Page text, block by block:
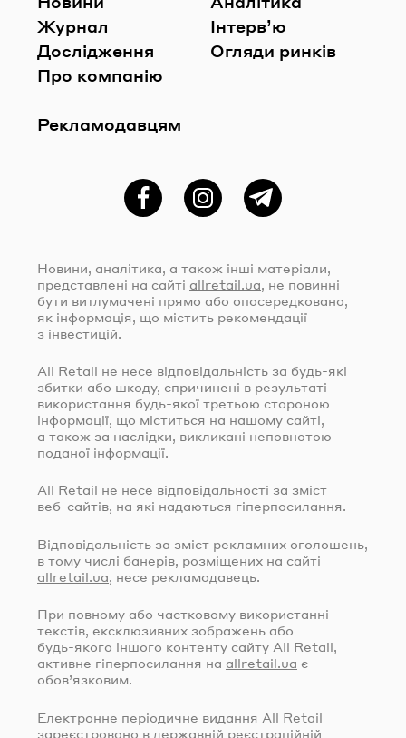
Журнал
Дослідження
Про компанію
Рекламодавцям
Інтерв’ю
Огляди ринків
ФейсбукInstagramTelegram
Новини, аналітика, а також інші матеріали,
представлені на сайті allretail.ua, не повинні
бути витлумачені прямо або опосередковано,
як інформація, що містить рекомендації
з інвестицій.
All Retail не несе відповідальність за будь-які
збитки або шкоду, спричинені в результаті
використання будь-якої третьою стороною
інформації, що міститься на нашому сайті,
а також за наслідки, викликані неповнотою
поданої інформації.
All Retail не несе відповідальності за зміст
веб-сайтів, на які надаються гіперпосилання.
Відповідальність за зміст рекламних оголошень,
в тому числі банерів, розміщених на сайті
allretail.ua, несе рекламодавець.
При повному або частковому використанні
текстів, ексклюзивних зображень або
будь-якого іншого контенту сайту All Retail,
активне гіперпосилання на allretail.ua є
обов’язковим.
Електронне періодичне видання All Retail
зареєстровано в державній реєстраційній